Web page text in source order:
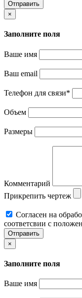
Отправить
×
Заполните поля
Ваше имя
Ваш email
Телефон для связи*
Объем
Размеры
Комментарий
Прикрепить чертеж
Cогласен на
соответсвии с
Отправить
×
Заполните поля
Ваше имя